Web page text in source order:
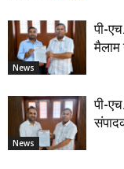
News
पी-
मैलाम
News
पी-